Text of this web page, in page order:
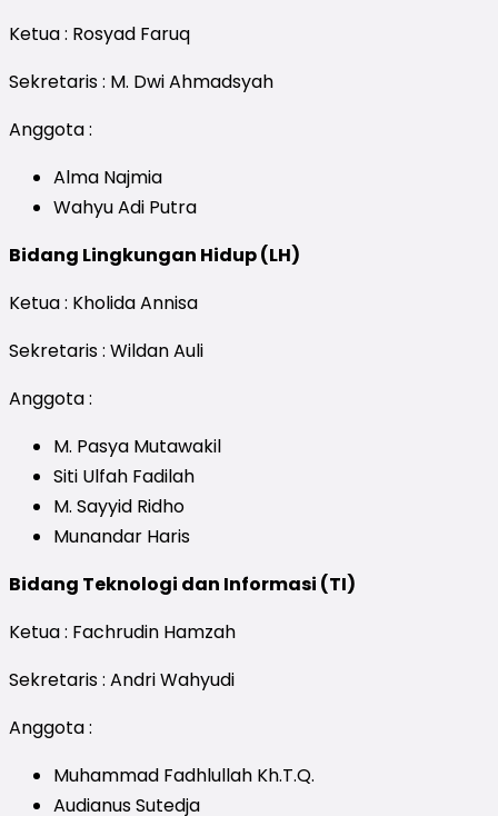
Ketua : Rosyad Faruq
Sekretaris : M. Dwi Ahmadsyah
Anggota :
Alma Najmia
Wahyu Adi Putra
Bidang Lingkungan Hidup (LH)
Ketua : Kholida Annisa
Sekretaris : Wildan Auli
Anggota :
M. Pasya Mutawakil
Siti Ulfah Fadilah
M. Sayyid Ridho
Munandar Haris
Bidang Teknologi dan Informasi (TI)
Ketua : Fachrudin Hamzah
Sekretaris : Andri Wahyudi
Anggota :
Muhammad Fadhlullah Kh.T.Q.
Audianus Sutedja